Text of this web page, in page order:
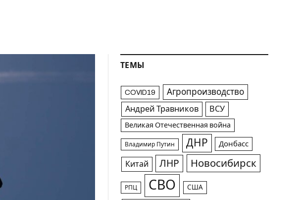
ТЕМЫ
COVID19 Агропроизводство
Андрей Травников ВСУ
Великая Отечественная война
Владимир Путин ДНР Донбасс
Китай ЛНР Новосибирск
РПЦ СВО США